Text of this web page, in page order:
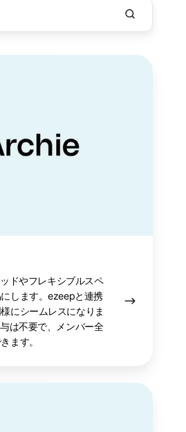
ドやフレキシブルスペ
します。ezeepと連携
にシームレスになりま
は不要で、メンバー全
ます。